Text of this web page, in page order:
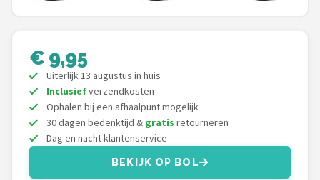
Alle merken →
€ 9,95
Uiterlijk 13 augustus in huis
Inclusiefverzendkosten
Ophalen bij een afhaalpunt mogelijk
30 dagen bedenktijd & gratis retourneren
Dag en nacht klantenservice
BEKIJK OP BOL